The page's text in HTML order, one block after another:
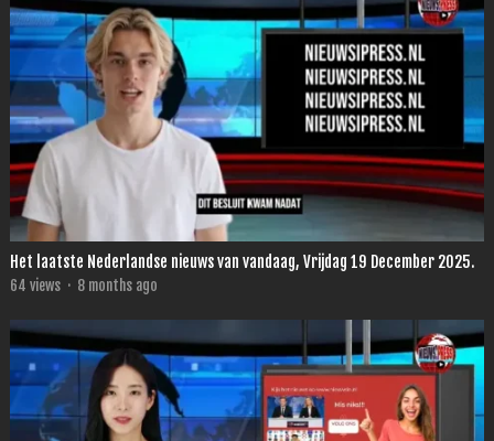
Het laatste Nederlandse nieuws van vandaag, Vrijdag 19 December 2025.
64 views · 8 months ago